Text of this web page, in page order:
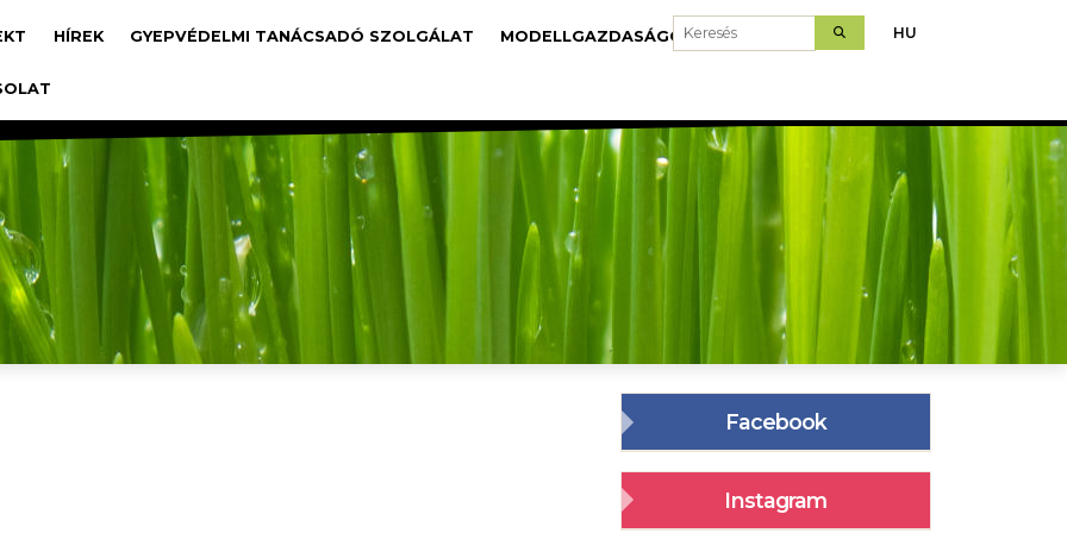
HÍREK GYEPVÉDELMI TANÁCSADÓ SZOLGÁLAT MODELLGAZDASÁGOK LETÖLTÉS
Keresés HU
Facebook
Instagram